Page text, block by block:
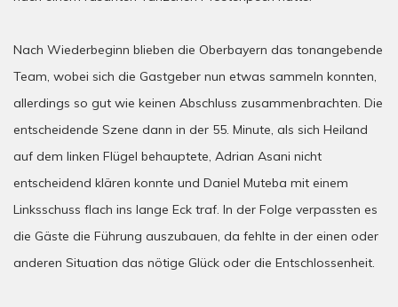
Nach Wiederbeginn blieben die Oberbayern das tonangebende
Team, wobei sich die Gastgeber nun etwas sammeln konnten,
allerdings so gut wie keinen Abschluss zusammenbrachten. Die
entscheidende Szene dann in der 55. Minute, als sich Heiland
auf dem linken Flügel behauptete, Adrian Asani nicht
entscheidend klären konnte und Daniel Muteba mit einem
Linksschuss flach ins lange Eck traf. In der Folge verpassten es
die Gäste die Führung auszubauen, da fehlte in der einen oder
anderen Situation das nötige Glück oder die Entschlossenheit.